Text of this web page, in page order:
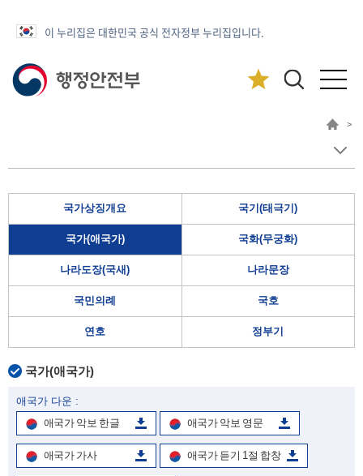
이 누리집은 대한민국 공식 전자정부 누리집입니다.
>
국가상징개요 국기(태극기)
국가(애국가) 국화(무궁화)
나라도장(국새) 나라문장
국민의례 국호
연호 정부기
국가(애국가)
애국가 다운 :
애국가 악보 한글
애국가 악보 영문
애국가 가사 애국가 듣기 1절 합창